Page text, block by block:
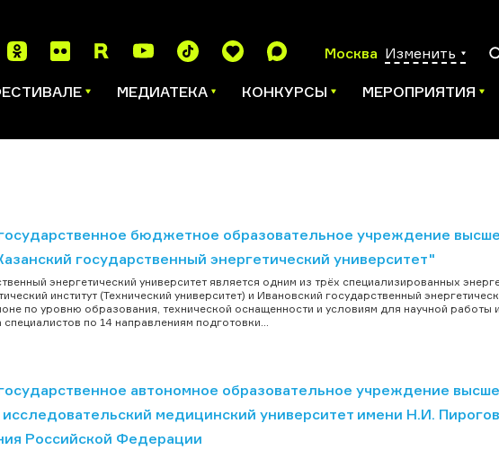
Москва Изменить
МЕДИАТЕКА КОНКУРСЫ МЕРОПРИЯТИЯ
бюджетное образовательное учреждение
государственный энергетический университет"
энергетический университет является одним из трёх специализированных
институт (Технический университет) и Ивановский государственный
по уровню образования, технической оснащенности и условиям для научной работы
по 14 направлениям подготовки...
автономное образовательное учреждение
медицинский университет имени Н.И.
Российской Федерации